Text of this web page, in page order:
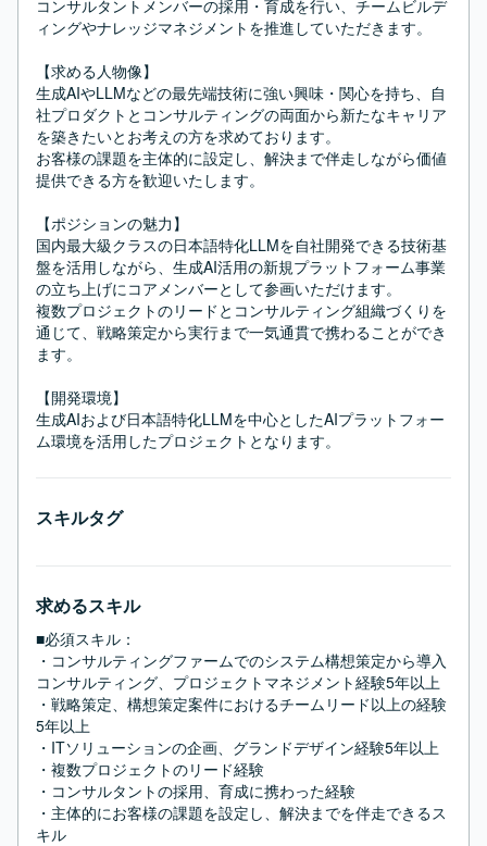
コンサルタントメンバーの採用・育成を行い、チームビルデ
ィングやナレッジマネジメントを推進していただきます。
【求める人物像】
生成AIやLLMなどの最先端技術に強い興味・関心を持ち、自
社プロダクトとコンサルティングの両面から新たなキャリア
を築きたいとお考えの方を求めております。
お客様の課題を主体的に設定し、解決まで伴走しながら価値
提供できる方を歓迎いたします。
【ポジションの魅力】
国内最大級クラスの日本語特化LLMを自社開発できる技術基
盤を活用しながら、生成AI活用の新規プラットフォーム事業
の立ち上げにコアメンバーとして参画いただけます。
複数プロジェクトのリードとコンサルティング組織づくりを
通じて、戦略策定から実行まで一気通貫で携わることができ
ます。
【開発環境】
生成AIおよび日本語特化LLMを中心としたAIプラットフォー
ム環境を活用したプロジェクトとなります。
スキルタグ
求めるスキル
■必須スキル：
・コンサルティングファームでのシステム構想策定から導入
コンサルティング、プロジェクトマネジメント経験5年以上
・戦略策定、構想策定案件におけるチームリード以上の経験
5年以上
・ITソリューションの企画、グランドデザイン経験5年以上
・複数プロジェクトのリード経験
・コンサルタントの採用、育成に携わった経験
・主体的にお客様の課題を設定し、解決までを伴走できるス
キル